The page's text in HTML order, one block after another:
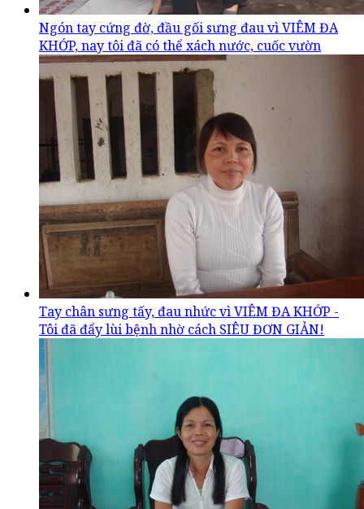
Ngón tay cứng đờ, đầu gối sưng đau vì VIÊM ĐA
KHỚP, nay tôi đã có thể xách nước, cuốc vườn
Tay chân sưng tấy, đau nhức vì VIÊM ĐA KHỚP -
Tôi đã đẩy lùi bệnh nhờ cách SIÊU ĐƠN GIẢN!